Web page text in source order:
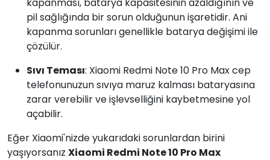
pil sağlığında bir sorun olduğunun işaretidir. Ani
kapanma sorunları genellikle batarya değişimi ile
çözülür.
Sıvı Teması: Xiaomi Redmi Note 10 Pro Max cep
telefonunuzun sıvıya maruz kalması bataryasına
zarar verebilir ve işlevselliğini kaybetmesine yol
açabilir.
Eğer Xiaomi'nizde yukarıdaki sorunlardan birini
yaşıyorsanız Xiaomi Redmi Note 10 Pro Max